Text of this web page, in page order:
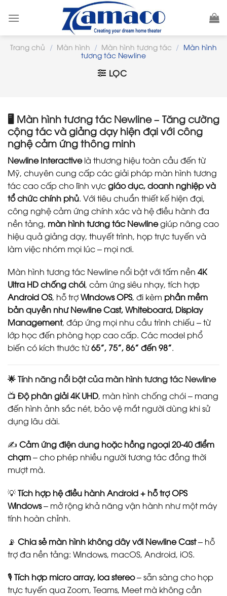
Trang chủ / Màn hình / Màn hình tương tác / Màn hình
tương tác Newline
LỌC
🖥️ Màn hình tương tác Newline – Tăng cường
cộng tác và giảng dạy hiện đại với công
nghệ cảm ứng thông minh
Newline Interactivelà thương hiệu toàn cầu đến từ
Mỹ, chuyên cung cấp các giải pháp màn hình tương
tác cao cấp cho lĩnh vựcgiáo dục, doanh nghiệp và
tổ chức chính phủ. Với tiêu chuẩn thiết kế hiện đại,
công nghệ cảm ứng chính xác và hệ điều hành đa
nền tảng, màn hình tương tác Newlinegiúp nâng cao
hiệu quả giảng dạy, thuyết trình, họp trực tuyến và
làm việc nhóm mọi lúc – mọi nơi.
Màn hình tương tác Newline nổi bật với tấm nền 4K
Ultra HD chống chói, cảm ứng siêu nhạy, tích hợp
Android OS, hỗ trợWindows OPS, đi kèm phần mềm
bản quyền như Newline Cast, Whiteboard, Display
Management, đáp ứng mọi nhu cầu trình chiếu – từ
lớp học đến phòng họp cao cấp. Các model phổ
biến có kích thước từ65”, 75”, 86” đến 98”.
🌟Tính năng nổi bật của màn hình tương tác Newline
📺 Độ phân giải 4K UHD, màn hình chống chói – mang
đến hình ảnh sắc nét, bảo vệ mắt người dùng khi sử
dụng lâu dài.
✍️ Cảm ứng điện dung hoặc hồng ngoại 20-40 điểm
chạm– cho phép nhiều người tương tác đồng thời
mượt mà.
💡Tích hợp hệ điều hành Android + hỗ trợ OPS
Windows– mở rộng khả năng vận hành như một máy
tính hoàn chỉnh.
📡 Chia sẻ màn hình không dây với Newline Cast– hỗ
trợ đa nền tảng: Windows, macOS, Android, iOS.
🎙️Tích hợp micro array, loa stereo– sẵn sàng cho họp
trực tuyến qua Zoom, Teams, Meet mà không cần